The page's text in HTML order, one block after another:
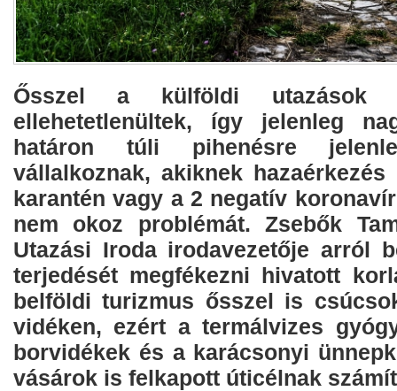
Ősszel a külföldi utazások
ellehetetlenültek, így jelenleg
határon túli pihenésre
vállalkoznak, akiknek
karantén vagy a 2 negatív
nem okoz problémát. Zsebők
Utazási Iroda irodavezetője arról
terjedését megfékezni hivatott
belföldi turizmus ősszel is
vidéken, ezért a termálvizes
borvidékek és a karácsonyi
vásárok is felkapott úticélnak